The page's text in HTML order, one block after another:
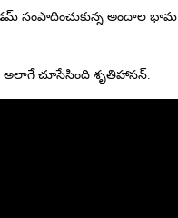
అందాల భామ
అలాగే చూసేసింది శృతిహాసన్.